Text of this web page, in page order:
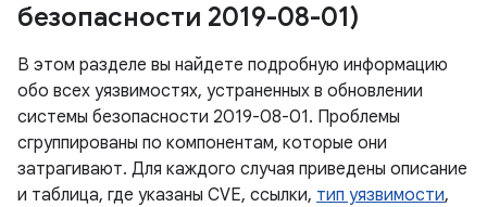
безопасности 2019-08-01)
В этом разделе вы найдете подробную информацию
обо всех уязвимостях, устраненных в обновлении
системы безопасности 2019-08-01. Проблемы
сгруппированы по компонентам, которые они
затрагивают. Для каждого случая приведены описание
и таблица, где указаны CVE, ссылки, тип уязвимости,